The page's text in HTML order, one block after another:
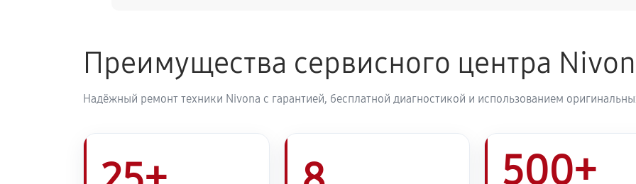
Преимущества сервисного центра
Надёжный ремонт техники Nivona с гарантией, бесплатной диагностикой и использованием
500+